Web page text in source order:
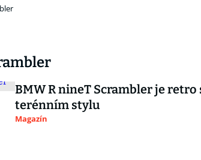
BMW R nineT Scrambler je retro
terénním stylu
Magazín